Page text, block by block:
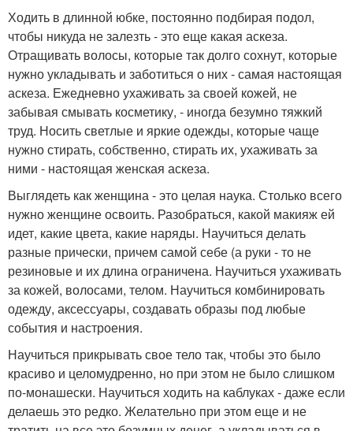
Ходить в длинной юбке, постоянно подбирая подол,
чтобы никуда не залезть - это еще какая аскеза.
Отращивать волосы, которые так долго сохнут, которые
нужно укладывать и заботиться о них - самая настоящая
аскеза. Ежедневно ухаживать за своей кожей, не
забывая смывать косметику, - иногда безумно тяжкий
труд. Носить светлые и яркие одежды, которые чаще
нужно стирать, собственно, стирать их, ухаживать за
ними - настоящая женская аскеза.
Выглядеть как женщина - это целая наука. Столько всего
нужно женщине освоить. Разобраться, какой макияж ей
идет, какие цвета, какие наряды. Научиться делать
разные прически, причем самой себе (а руки - то не
резиновые и их длина ограничена. Научиться ухаживать
за кожей, волосами, телом. Научиться комбинировать
одежду, аксессуары, создавать образы под любые
события и настроения.
Научиться прикрывать свое тело так, чтобы это было
красиво и целомудренно, но при этом не было слишком
по-монашески. Научиться ходить на каблуках - даже если
делаешь это редко. Желательно при этом еще и не